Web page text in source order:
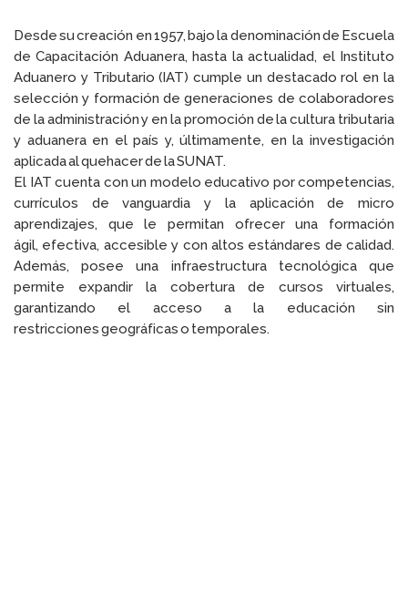
Desde su creación en 1957, bajo la denominación de Escuela
de Capacitación Aduanera, hasta la actualidad, el Instituto
Aduanero y Tributario (IAT)cumple un destacado rol en la
selección y formación de generaciones de colaboradores
de la administración y en la promoción de la cultura tributaria
y aduanera en el país y, últimamente, en la investigación
aplicada al quehacerde la SUNAT.
El IAT cuenta con un modelo educativo por competencias,
currículos de vanguardia y la aplicación de micro
aprendizajes, que le permitan ofrecer una formación
ágil, efectiva, accesible y con altos estándares de calidad.
Además, posee una infraestructura tecnológica que
permite expandir la cobertura de cursos virtuales,
garantizando el acceso a la educación sin
restriccionesgeográficas o temporales.